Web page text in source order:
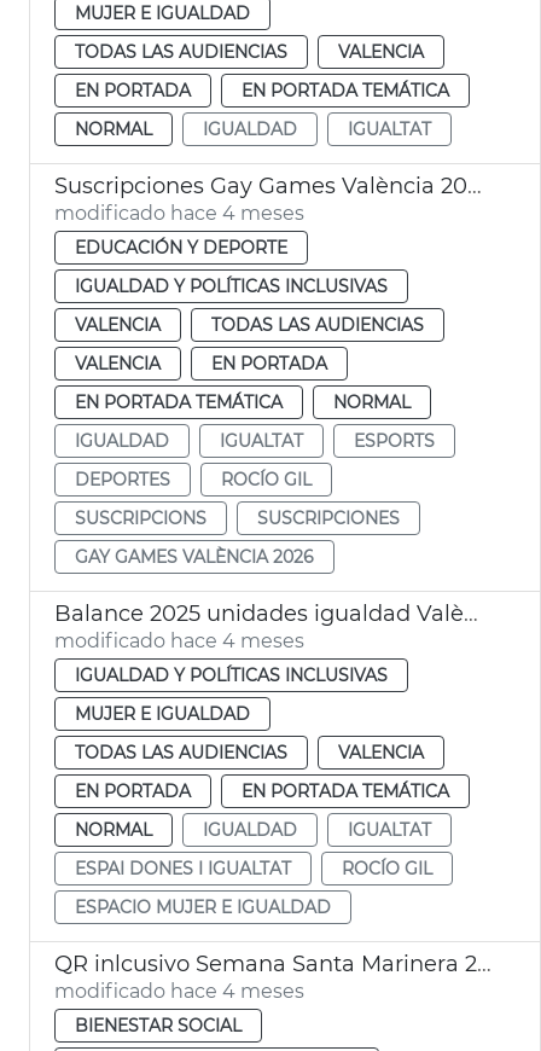
MUJER E IGUALDAD
TODAS LAS AUDIENCIAS
VALENCIA
EN PORTADA
EN PORTADA TEMÁTICA
NORMAL
IGUALDAD IGUALTAT
Suscripciones Gay Games València 2026
modificado hace 4 meses
EDUCACIÓN Y DEPORTE
IGUALDAD Y POLÍTICAS INCLUSIVAS
VALENCIA
TODAS LAS AUDIENCIAS
VALENCIA
EN PORTADA
EN PORTADA TEMÁTICA
NORMAL
IGUALDAD
IGUALTAT
ESPORTS
DEPORTES
ROCÍO GIL
SUSCRIPCIONS
SUSCRIPCIONES
GAY GAMES VALÈNCIA 2026
Balance 2025 unidades igualdad València
modificado hace 4 meses
IGUALDAD Y POLÍTICAS INCLUSIVAS
MUJER E IGUALDAD
TODAS LAS AUDIENCIAS
VALENCIA
EN PORTADA
EN PORTADA TEMÁTICA
NORMAL
IGUALDAD
IGUALTAT
ESPAI DONES I IGUALTAT
ROCÍO GIL
ESPACIO MUJER E IGUALDAD
QR inlcusivo Semana Santa Marinera 2026
modificado hace 4 meses
BIENESTAR SOCIAL